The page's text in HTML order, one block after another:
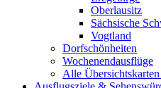
Oberlausitz
Sächsische
Vogtland
Dorfschönheiten
Wochenendausflüge
Alle Übersichtskarten